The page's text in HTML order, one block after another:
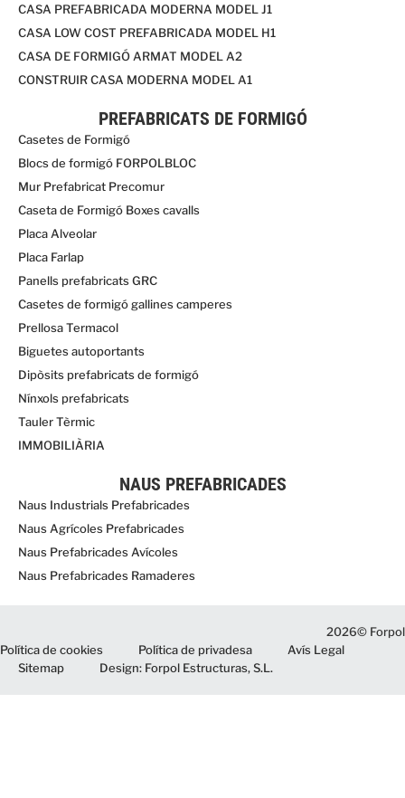
CASA PREFABRICADA MODERNA MODEL J1
CASA LOW COST PREFABRICADA MODEL H1
CASA DE FORMIGÓ ARMAT MODEL A2
CONSTRUIR CASA MODERNA MODEL A1
PREFABRICATS DE FORMIGÓ
Casetes de Formigó
Blocs de formigó FORPOLBLOC
Mur Prefabricat Precomur
Caseta de Formigó Boxes cavalls
Placa Alveolar
Placa Farlap
Panells prefabricats GRC
Casetes de formigó gallines camperes
Prellosa Termacol
Biguetes autoportants
Dipòsits prefabricats de formigó
Nínxols prefabricats
Tauler Tèrmic
IMMOBILIÀRIA
NAUS PREFABRICADES
Naus Industrials Prefabricades
Naus Agrícoles Prefabricades
Naus Prefabricades Avícoles
Naus Prefabricades Ramaderes
2026© Forpol
Política de cookies
Política de privadesa
Avís Legal
Sitemap
Design: Forpol Estructuras, S.L.